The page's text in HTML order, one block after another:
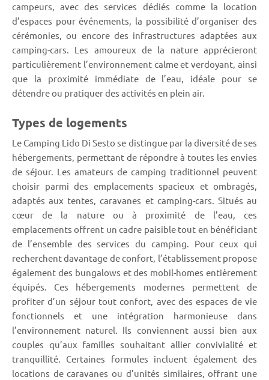
campeurs, avec des services dédiés comme la location
d’espaces pour événements, la possibilité d’organiser des
cérémonies, ou encore des infrastructures adaptées aux
camping-cars. Les amoureux de la nature apprécieront
particulièrement l’environnement calme et verdoyant, ainsi
que la proximité immédiate de l’eau, idéale pour se
détendre ou pratiquer des activités en plein air.
Types de logements
Le Camping Lido Di Sesto se distingue par la diversité de ses
hébergements, permettant de répondre à toutes les envies
de séjour. Les amateurs de camping traditionnel peuvent
choisir parmi des emplacements spacieux et ombragés,
adaptés aux tentes, caravanes et camping-cars. Situés au
cœur de la nature ou à proximité de l’eau, ces
emplacements offrent un cadre paisible tout en bénéficiant
de l’ensemble des services du camping. Pour ceux qui
recherchent davantage de confort, l’établissement propose
également des bungalows et des mobil-homes entièrement
équipés. Ces hébergements modernes permettent de
profiter d’un séjour tout confort, avec des espaces de vie
fonctionnels et une intégration harmonieuse dans
l’environnement naturel. Ils conviennent aussi bien aux
couples qu’aux familles souhaitant allier convivialité et
tranquillité. Certaines formules incluent également des
locations de caravanes ou d’unités similaires, offrant une